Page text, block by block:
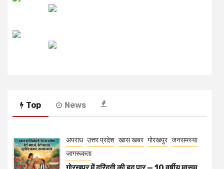
Top News
अपराध उत्तर प्रदेश खास खबर गोरखपुर जनसमस्या
जागरूकता